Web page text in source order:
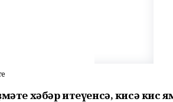
хәбәр итеүенсә, кисә кис